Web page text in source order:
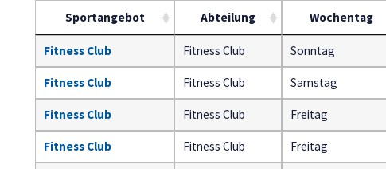
Sportangebot Abteilung Wochentag
Fitness Club Fitness Club Sonntag
Fitness Club Fitness Club Samstag
Fitness Club Fitness Club Freitag
Fitness Club Fitness Club Freitag